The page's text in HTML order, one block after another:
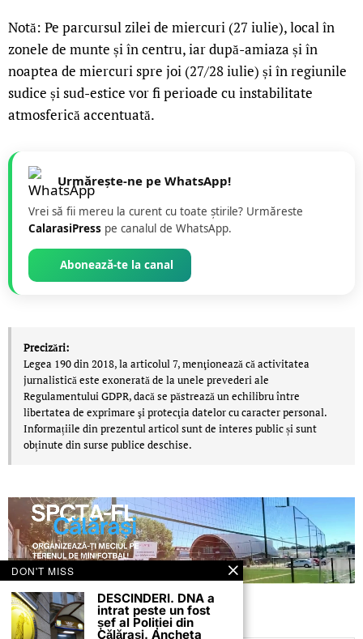
Notă: Pe parcursul zilei de miercuri (27 iulie), local în
zonele de munte și în centru, iar după-amiaza și în
noaptea de miercuri spre joi (27/28 iulie) și în regiunile
sudice și sud-estice vor fi perioade cu instabilitate
atmosferică accentuată.
Urmărește-ne pe WhatsApp!
Vrei să fii mereu la curent cu toate știrile? Urmăreste
CalarasiPress pe canalul de WhatsApp.
Abonează-te la canal
Precizări:
Legea 190 din 2018, la articolul 7, menţionează că activitatea
jurnalistică este exonerată de la unele prevederi ale
Regulamentului GDPR, dacă se păstrează un echilibru între
libertatea de exprimare şi protecţia datelor cu caracter personal.
Informațiile din prezentul articol sunt de interes public și sunt
obținute din surse publice deschise.
DON'T MISS
DESCINDERI. DNA a
intrat peste un fost
șef al Poliției din
Călărași. Ancheta